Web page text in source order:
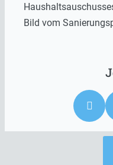
Bild vom